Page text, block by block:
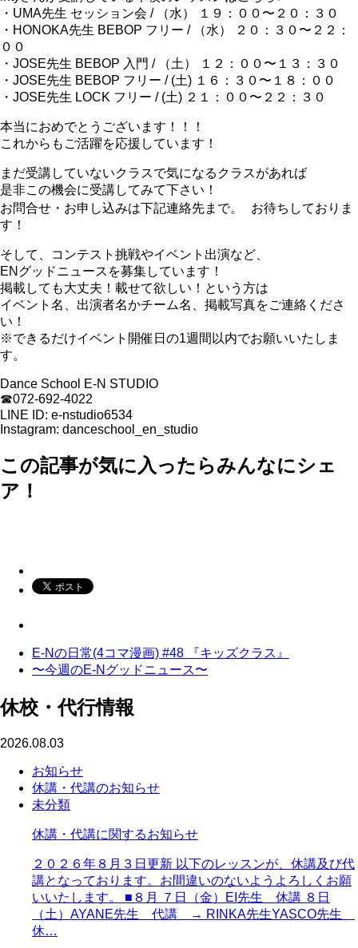
・UMA先生 セッション会 / （水） １９：００〜２０：３０
・HONOKA先生 BEBOP フリー / （水） ２０：３０〜２２：
００
・JOSE先生 BEBOP 入門 / （土） １２：００〜１３：３０
・JOSE先生 BEBOP フリー / (土) １６：３０〜１８：００
・JOSE先生 LOCK フリー / (土) ２１：００〜２２：３０
本当におめでとうございます！！！
これからもご活躍を応援しています！
まだ受講していないクラスで気になるクラスがあれば
是非この機会に受講してみて下さい！
お問合せ・お申し込みは下記連絡先まで。 お待ちしておりま
す！
そして、コンテスト挑戦やイベント出演など、
ENグッドニュースを募集しています！
掲載しても大丈夫！載せて欲しい！という方は
イベント名、出演者名かチーム名、掲載写真をご連絡くださ
い！
※できるだけイベント開催日の1週間以内でお願いいたしま
す。
Dance School E-N STUDIO
☎︎072-692-4022
LINE ID: e-nstudio6534
Instagram: danceschool_en_studio
この記事が気に入ったらみんなにシェ
ア！
E-Nの日常(4コマ漫画) #48 『キッズクラス』
〜今週のE-Nグッドニュース〜
休校・代行情報
2026.08.03
お知らせ
休講・代講のお知らせ
未分類
休講・代講に関するお知らせ
２０２６年８月３日更新 以下のレッスンが、休講及び代
講となっております。お間違いのないようよろしくお願
いいたします。 ■８月 ７日（金）EI先生 休講 ８日
（土）AYANE先生 代講 → RINKA先生YASCO先生
休…